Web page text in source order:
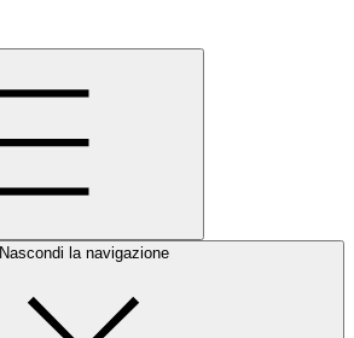
Nascondi la navigazione